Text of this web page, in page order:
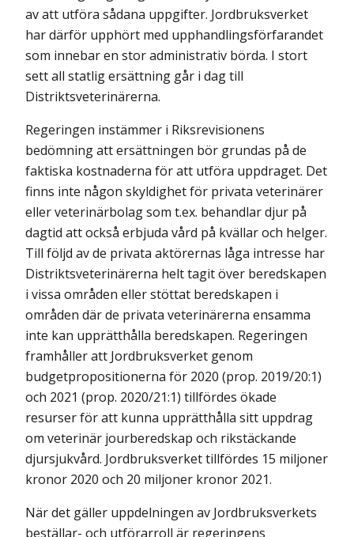
av att utföra sådana uppgifter. Jordbruksverket
har därför upphört med upphandlingsförfarandet
som innebar en stor administrativ börda. I stort
sett all statlig ersättning går i dag till
Distriktsveterinärerna.
Regeringen instämmer i Riksrevisionens
bedömning att ersättningen bör grundas på de
faktiska kostnaderna för att utföra uppdraget. Det
finns inte någon skyldighet för privata veterinärer
eller veterinärbolag som t.ex. behandlar djur på
dagtid att också erbjuda vård på kvällar och helger.
Till följd av de privata aktörernas låga intresse har
Distriktsveterinärerna helt tagit över beredskapen
i vissa områden eller stöttat beredskapen i
områden där de privata veterinärerna ensamma
inte kan upprätthålla beredskapen. Regeringen
framhåller att Jordbruksverket genom
budgetpropositionerna för 2020 (prop. 2019/20:1)
och 2021 (prop. 2020/21:1) tillfördes ökade
resurser för att kunna upprätthålla sitt uppdrag
om veterinär jourberedskap och rikstäckande
djursjukvård. Jordbruksverket tillfördes 15 miljoner
kronor 2020 och 20 miljoner kronor 2021.
När det gäller uppdelningen av Jordbruksverkets
beställar- och utförarroll är regeringens